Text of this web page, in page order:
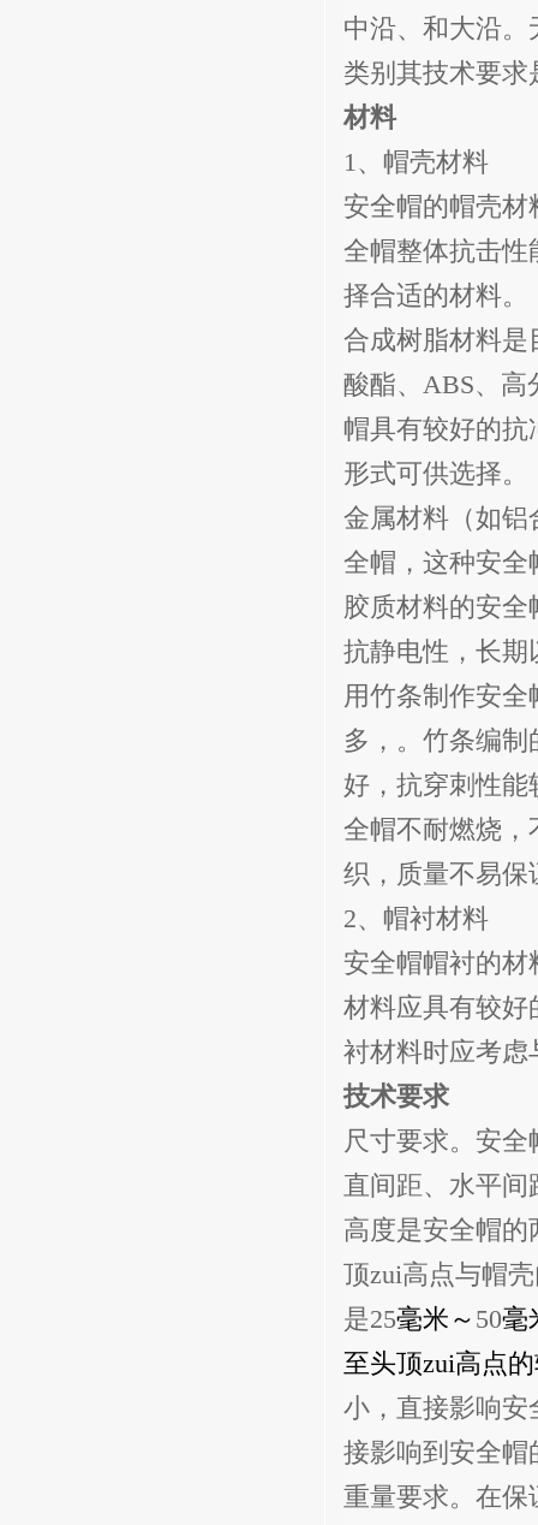
中沿、和大沿
类别其技术要求
材料
1、帽壳材料
安全帽的帽壳
全帽整体抗击性
择合适的材料。
合成树脂材料是
酸酯、 ABS、高
帽具有较好的抗
形式可供选择。
金属材料（如铝
全帽，这种安全
胶质材料的安
抗静电性，长期
用竹条制作安
多，。竹条编
好，抗穿刺性
全帽不耐燃烧，
织，质量不易保
2、帽衬材料
安全帽帽衬的
材料应具有较好
衬材料时应考虑
技术要求
尺寸要求。安
直间距、水平
高度是安全帽
顶zui高点与帽
是25毫米 ～ 50毫
至头顶zui高点
小，直接影响安
接影响到安全帽
重量要求。在保